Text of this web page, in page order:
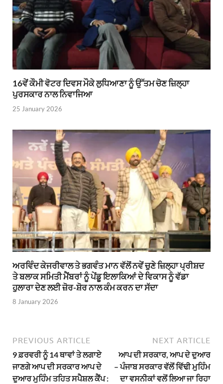
16ਵੇਂ ਕੌਮੀ ਵੋਟਰ ਦਿਵਸ ਮੌਕੇ ਲੁਧਿਆਣਾ ਨੂੰ ਉੱਤਮ ਚੋਣ ਜ਼ਿਲ੍ਹਾ
ਪੁਰਸਕਾਰ ਨਾਲ ਨਿਵਾਜਿਆ
25 January 2026
ਅਰਵਿੰਦ ਕੇਜਰੀਵਾਲ ਤੇ ਭਗਵੰਤ ਮਾਨ ਵੱਲੋਂ ਨਵੇਂ ਚੁਣੇ ਜ਼ਿਲ੍ਹਾ ਪ੍ਰੀਸ਼ਦ
ਤੇ ਬਲਾਕ ਸਮਿਤੀ ਮੈਂਬਰਾਂ ਨੂੰ ਪੇਂਡੂ ਇਲਾਕਿਆਂ ਦੇ ਵਿਕਾਸ ਨੂੰ ਵੱਡਾ
ਹੁਲਾਰਾ ਦੇਣ ਲਈ ਜ਼ੋਰ-ਸ਼ੋਰ ਨਾਲ ਕੰਮ ਕਰਨ ਦਾ ਸੱਦਾ
8 January 2026
PREVIOUS ARTICLE
9 ਫ਼ਰਵਰੀ ਨੂੰ 14 ਥਾਵਾਂ ਤੇ ਲਗਾਏ
ਜਾਣਗੇ ਆਪ ਦੀ ਸਰਕਾਰ ਆਪ ਦੇ
ਦੁਆਰ ਮੁਹਿੰਮ ਤਹਿਤ ਸਪੈਸ਼ਲ ਕੈਂਪ :
NEXT ARTICLE
ਆਪ ਦੀ ਸਰਕਾਰ, ਆਪ ਦੇ ਦੁਆਰ
– ਪੰਜਾਬ ਸਰਕਾਰ ਵੱਲੋਂ ਵਿੱਢੀ ਮੁਹਿੰਮ
ਦਾ ਵਸਨੀਕਾਂ ਵਲੋਂ ਲਿਆ ਜਾ ਰਿਹਾ